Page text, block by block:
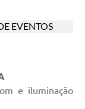
e iluminação